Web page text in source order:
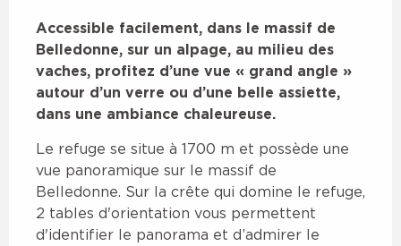
Accessible facilement, dans le massif de
Belledonne, sur un alpage, au milieu des
vaches, profitez d’une vue « grand angle »
autour d’un verre ou d’une belle assiette,
dans une ambiance chaleureuse.
Le refuge se situe à 1700 m et possède une
vue panoramique sur le massif de
Belledonne. Sur la crête qui domine le refuge,
2 tables d'orientation vous permettent
d'identifier le panorama et d’admirer le